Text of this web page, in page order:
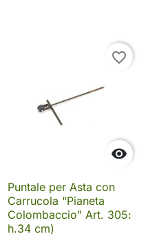

favorite_border
Puntale per Asta con
Carrucola "Pianeta
Colombaccio" Art. 305:
h.34 cm)